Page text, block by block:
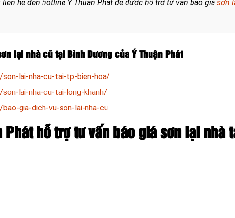
hệ đến hotline Ý Thuận Phát để được hỗ trợ tư vấn báo giá sơn
lại nhà cũ tại Bình Dương của Ý Thuận Phát
lai-nha-cu-tai-tp-bien-hoa/
lai-nha-cu-tai-long-khanh/
gia-dich-vu-son-lai-nha-cu
Phát hỗ trợ tư vấn báo giá sơn lại nhà